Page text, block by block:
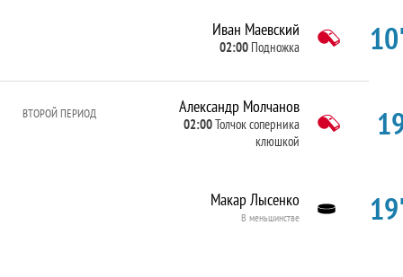
Иван Маевский
02:00 Подножка
ВТОРОЙ ПЕРИОД Александр Молчанов
02:00Толчок соперника
клюшкой
Макар Лысенко
В меньшинстве